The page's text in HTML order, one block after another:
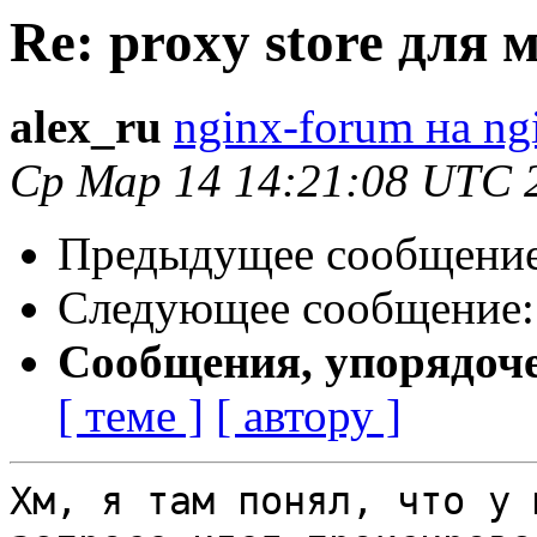
Re: proxy store для
alex_ru nginx-forum на
Ср Мар 14 14:21:08 UTC
Предыдущее
Следующее
Сообщения,
[ теме ] [ автору ]
Хм, я там понял, что у